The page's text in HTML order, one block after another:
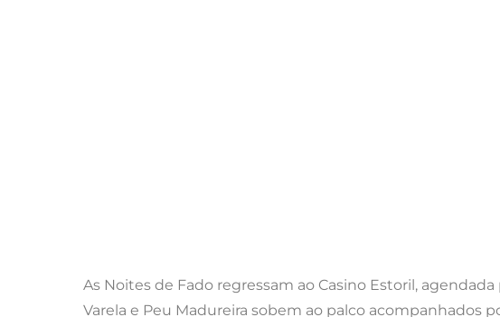
As Noites de Fado regressam ao Casino Estoril,
Varela e Peu Madureira sobem ao palco acompanhados